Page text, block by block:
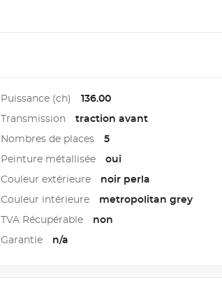
Puissance (ch) 136.00
Transmission traction avant
Nombres de places 5
Peinture métallisée oui
Couleur extérieure noir perla
Couleur intérieure metropolitan grey
TVA Récupérable non
Garantie n/a